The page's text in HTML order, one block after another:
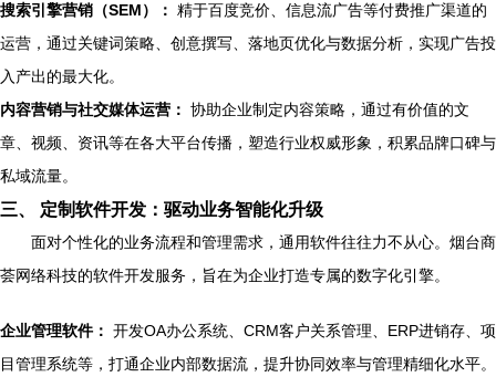
搜索引擎营销（SEM）： 精于百度竞价、信息流广告等付费推广渠道的
运营，通过关键词策略、创意撰写、落地页优化与数据分析，实现广告投
入产出的最大化。
内容营销与社交媒体运营： 协助企业制定内容策略，通过有价值的文
章、视频、资讯等在各大平台传播，塑造行业权威形象，积累品牌口碑与
私域流量。
三、 定制软件开发：驱动业务智能化升级
面对个性化的业务流程和管理需求，通用软件往往力不从心。烟台商
荟网络科技的软件开发服务，旨在为企业打造专属的数字化引擎。
企业管理软件： 开发OA办公系统、CRM客户关系管理、ERP进销存、项
目管理系统等，打通企业内部数据流，提升协同效率与管理精细化水平。